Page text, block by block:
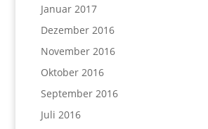
Januar 2017
Dezember 2016
November 2016
Oktober 2016
September 2016
Juli 2016